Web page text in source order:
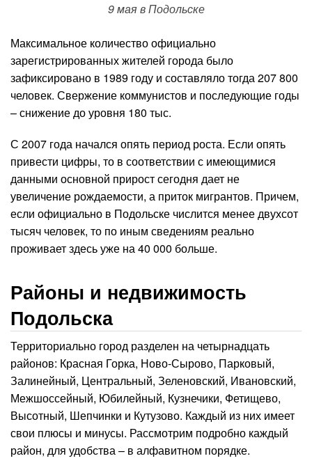
9 мая в Подольске
Максимальное количество официально
зарегистрированных жителей города было
зафиксировано в 1989 году и составляло тогда 207 800
человек. Свержение коммунистов и последующие годы
– снижение до уровня 180 тыс.
С 2007 года начался опять период роста. Если опять
привести цифры, то в соответствии с имеющимися
данными основной прирост сегодня дает не
увеличение рождаемости, а приток мигрантов. Причем,
если официально в Подольске числится менее двухсот
тысяч человек, то по иным сведениям реально
проживает здесь уже на 40 000 больше.
Районы и недвижимость
Подольска
Территориально город разделен на четырнадцать
районов: Красная Горка, Ново-Сырово, Парковый,
Залинейный, Центральный, Зеленовский, Ивановский,
Межшоссейный, Юбилейный, Кузнечики, Фетищево,
Высотный, Шепчинки и Кутузово. Каждый из них имеет
свои плюсы и минусы. Рассмотрим подробно каждый
район, для удобства – в алфавитном порядке.